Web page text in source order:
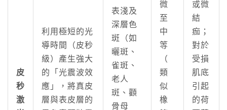
皮
秒
激
利用極短的光
導時間（皮秒
級）產生強大
的「光震波效
應」，將真皮
層與表皮層的
表淺及
深層色
斑（如
曬斑、
雀斑、
老人
斑、顴
骨母
微
至
中
等
（
類
似
橡
或微
結
痂；
對於
受損
肌底
引起
的荷